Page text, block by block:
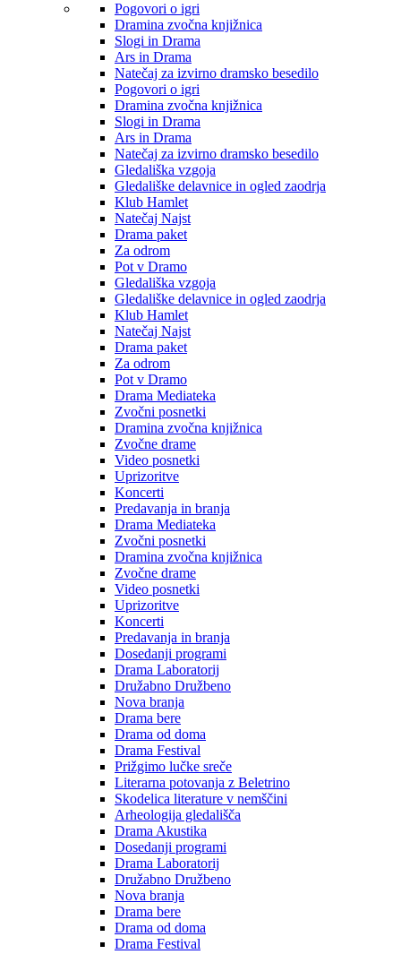
Pogovori o igri
Dramina zvočna knjižnica
Slogi in Drama
Ars in Drama
Natečaj za izvirno dramsko besedilo
Pogovori o igri
Dramina zvočna knjižnica
Slogi in Drama
Ars in Drama
Natečaj za izvirno dramsko besedilo
Gledališka vzgoja
Gledališke delavnice in ogled zaodrja
Klub Hamlet
Natečaj Najst
Drama paket
Za odrom
Pot v Dramo
Gledališka vzgoja
Gledališke delavnice in ogled zaodrja
Klub Hamlet
Natečaj Najst
Drama paket
Za odrom
Pot v Dramo
Drama Mediateka
Zvočni posnetki
Dramina zvočna knjižnica
Zvočne drame
Video posnetki
Uprizoritve
Koncerti
Predavanja in branja
Drama Mediateka
Zvočni posnetki
Dramina zvočna knjižnica
Zvočne drame
Video posnetki
Uprizoritve
Koncerti
Predavanja in branja
Dosedanji programi
Drama Laboratorij
Družabno Družbeno
Nova branja
Drama bere
Drama od doma
Drama Festival
Prižgimo lučke sreče
Literarna potovanja z Beletrino
Skodelica literature v nemščini
Arheologija gledališča
Drama Akustika
Dosedanji programi
Drama Laboratorij
Družabno Družbeno
Nova branja
Drama bere
Drama od doma
Drama Festival